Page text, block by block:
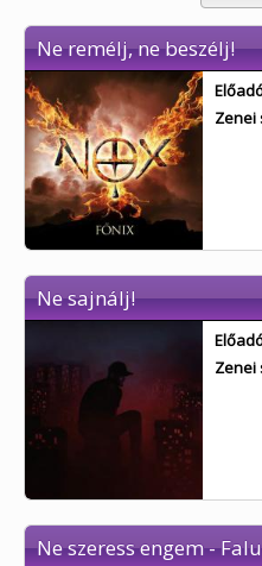
Ne remélj, ne beszélj!
Zenei
Ne sajnálj!
Zenei
Ne szeress engem -